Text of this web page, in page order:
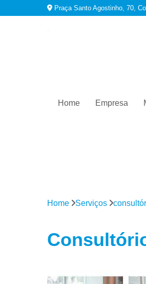
Praça Santo Agostinho, 70,
Home Empresa
Home Serviços